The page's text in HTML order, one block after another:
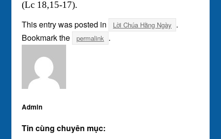
(Lc 18,15-17).
This entry was posted in Lời Chúa Hằng Ngày .
Bookmark the
permalink .
Admin
Tin cùng chuyên mục: